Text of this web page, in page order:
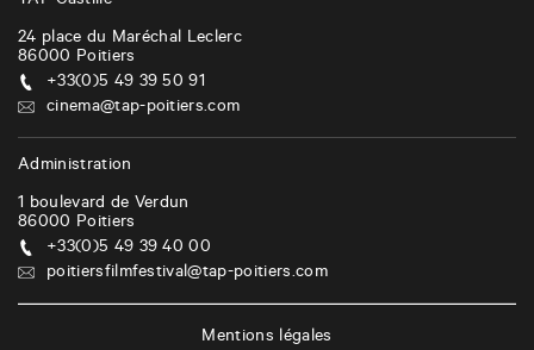
24 place du Maréchal Leclerc
86000 Poitiers
+33(0)5 49 39 50 91
cinema@tap-poitiers.com
Administration
1 boulevard de Verdun
86000 Poitiers
+33(0)5 49 39 40 00
poitiersfilmfestival@tap-poitiers.com
Mentions légales